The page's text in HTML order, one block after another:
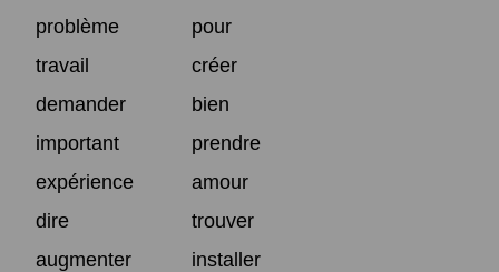
problème
pour
travail
créer
demander
bien
important
prendre
expérience
amour
dire
trouver
augmenter
installer